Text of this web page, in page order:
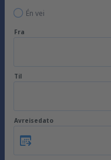
Én vei
Fra
Til
Avreisedato